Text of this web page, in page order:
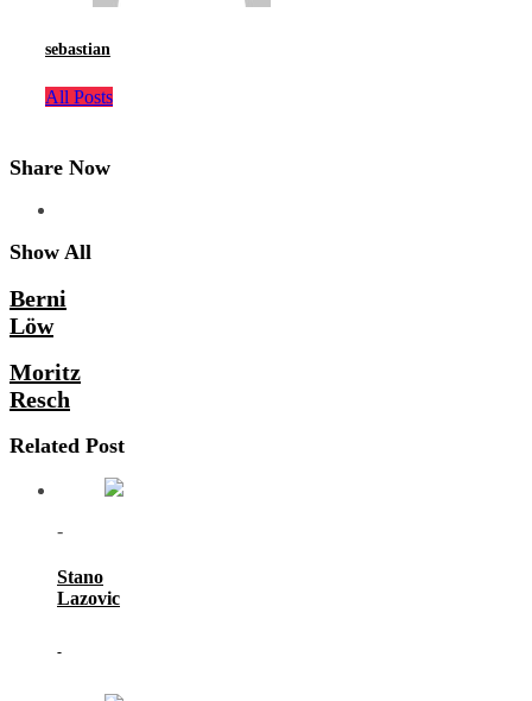
sebastian
All Posts
Share Now
Show All
Berni
Löw
Moritz
Resch
Related Post
-
Stano
Lazovic
-